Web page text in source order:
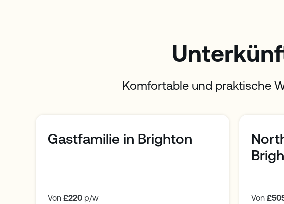
Komfortable und praktische
Gastfamilie in Brighton
Von£220 p/w Von